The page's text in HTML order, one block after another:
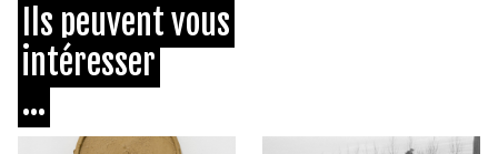
Ils peuvent vous
intéresser
...